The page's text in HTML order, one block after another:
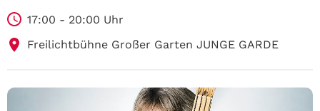
17:00 - 20:00 Uhr
Freilichtbühne Großer Garten JUNGE GARDE